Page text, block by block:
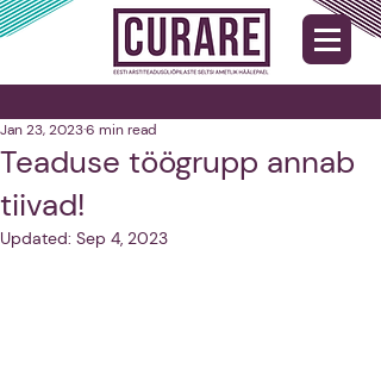
Teaduse töögrupp annab
tiivad!
Jan 23, 20236 min read
Updated: Sep 4, 2023